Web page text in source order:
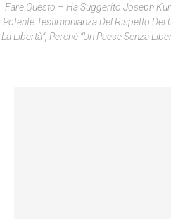
Fare Questo – Ha Suggerito Joseph
Potente Testimonianza Del Rispetto Del
La Libertà”, Perché “un Paese Senza